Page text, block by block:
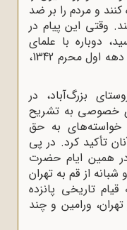
و مردم را بر ضد
وقتى این پیام در
دوباره با علماى
اعلام شهر تشکیل جلسه داد و براى دهه‌ اول محرم 1342،
بزرگ‌آباد، در
خصوصى به تشریح
خواسته‌هاى به حق
تأکید کرد. در پی
همین ایام حضرت
از قم به تهران
تاریخى پانزده
در تهران، ورامین و چند